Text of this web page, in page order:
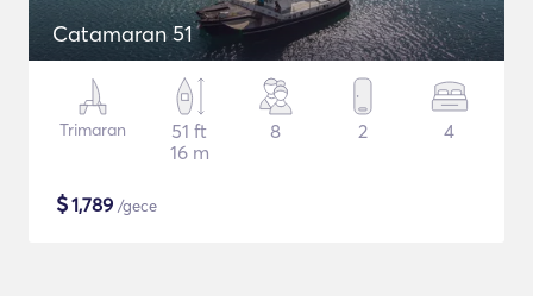
Catamaran 51
Trimaran
51 ft
16 m
8 2 4
$1,789 /gece